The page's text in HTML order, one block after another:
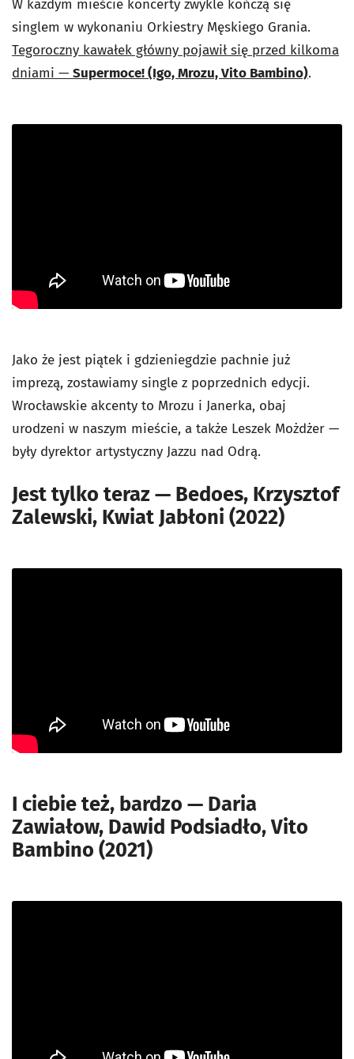
W każdym mieście koncerty zwykle kończą się
singlem w wykonaniu Orkiestry Męskiego Grania.
Tegoroczny kawałek główny pojawił się przed kilkoma
dniami — Supermoce! (Igo, Mrozu, Vito Bambino).
Jako że jest piątek i gdzieniegdzie pachnie już
imprezą, zostawiamy single z poprzednich edycji.
Wrocławskie akcenty to Mrozu i Janerka, obaj
urodzeni w naszym mieście, a także Leszek Możdżer —
były dyrektor artystyczny Jazzu nad Odrą.
Jest tylko teraz — Bedoes, Krzysztof
Zalewski, Kwiat Jabłoni (2022)
I ciebie też, bardzo — Daria
Zawiałow, Dawid Podsiadło, Vito
Bambino (2021)